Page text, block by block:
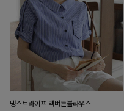
댕스트라이프 백버튼블라우스